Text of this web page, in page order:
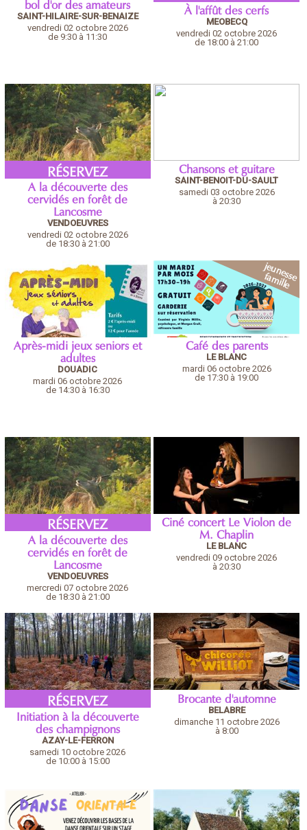
bol d'or des amateurs
SAINT-HILAIRE-SUR-BENAIZE
vendredi 02 octobre 2026
de 9:30 à 11:30
À l'affût des cerfs
MEOBECQ
vendredi 02 octobre 2026
de 18:00 à 21:00
RÉSERVEZ
A la découverte des
cervidés en forêt de
Lancosme
VENDOEUVRES
vendredi 02 octobre 2026
de 18:30 à 21:00
Chansons et guitare
SAINT-BENOIT-DU-SAULT
samedi 03 octobre 2026
à 20:30
Après-midi jeux seniors et
adultes
DOUADIC
mardi 06 octobre 2026
de 14:30 à 16:30
Café des parents
LE BLANC
mardi 06 octobre 2026
de 17:30 à 19:00
RÉSERVEZ
A la découverte des
cervidés en forêt de
Lancosme
VENDOEUVRES
mercredi 07 octobre 2026
de 18:30 à 21:00
Ciné concert Le Violon de
M. Chaplin
LE BLANC
vendredi 09 octobre 2026
à 20:30
RÉSERVEZ
Initiation à la découverte
des champignons
AZAY-LE-FERRON
samedi 10 octobre 2026
de 10:00 à 15:00
Brocante d'automne
BELABRE
dimanche 11 octobre 2026
à 8:00